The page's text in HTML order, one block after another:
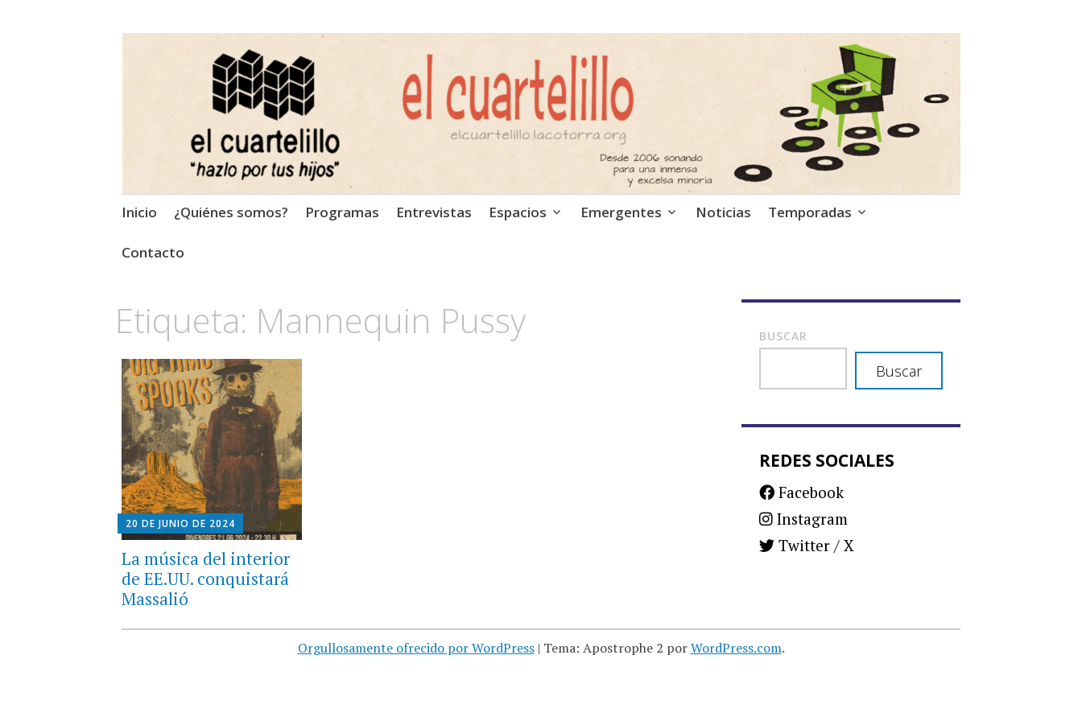
El Cuartelillo
Programa de radio de música independiente. Podcast
Saltar
contenido
Inicio ¿Quiénes somos? Programas Entrevistas Espacios Emergentes Noticias Temporadas
Contacto
Etiqueta: Mannequin Pussy
20 DE JUNIO DE 2024
La música del interior
de EE.UU. conquistará
Massalió
BUSCAR
Buscar
REDES SOCIALES
Facebook
Instagram
Twitter / X
Orgullosamente ofrecido por WordPress | Tema: Apostrophe 2 porWordPress.com.